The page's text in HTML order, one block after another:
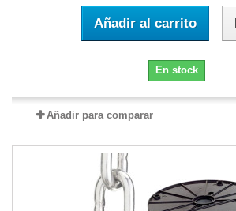
Añadir al carrito
En stock
Añadir para comparar